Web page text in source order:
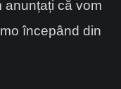
anunțați că vom
începând din